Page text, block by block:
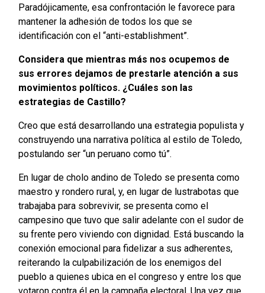
Paradójicamente, esa confrontación le favorece para
mantener la adhesión de todos los que se
identificación con el “anti-establishment”.
Considera que mientras más nos ocupemos de
sus errores dejamos de prestarle atención a sus
movimientos políticos. ¿Cuáles son las
estrategias de Castillo?
Creo que está desarrollando una estrategia populista y
construyendo una narrativa política al estilo de Toledo,
postulando ser “un peruano como tú”.
En lugar de cholo andino de Toledo se presenta como
maestro y rondero rural, y, en lugar de lustrabotas que
trabajaba para sobrevivir, se presenta como el
campesino que tuvo que salir adelante con el sudor de
su frente pero viviendo con dignidad. Está buscando la
conexión emocional para fidelizar a sus adherentes,
reiterando la culpabilización de los enemigos del
pueblo a quienes ubica en el congreso y entre los que